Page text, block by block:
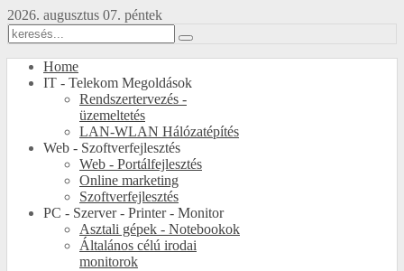
2026. augusztus 07. péntek
Home
IT - Telekom Megoldások
Rendszertervezés -
üzemeltetés
LAN-WLAN Hálózatépítés
Web - Szoftverfejlesztés
Web - Portálfejlesztés
Online marketing
Szoftverfejlesztés
PC - Szerver - Printer - Monitor
Asztali gépek - Notebookok
Általános célú irodai
monitorok